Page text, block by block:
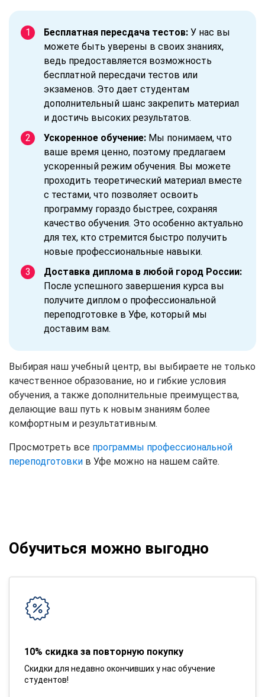
Бесплатная пересдача тестов: У нас вы
можете быть уверены в своих знаниях,
ведь предоставляется возможность
бесплатной пересдачи тестов или
экзаменов. Это дает студентам
дополнительный шанс закрепить материал
и достичь высоких результатов.
Ускоренное обучение: Мы понимаем, что
ваше время ценно, поэтому предлагаем
ускоренный режим обучения. Вы можете
проходить теоретический материал вместе
с тестами, что позволяет освоить
программу гораздо быстрее, сохраняя
качество обучения. Это особенно актуально
для тех, кто стремится быстро получить
новые профессиональные навыки.
Доставка диплома в любой город России:
После успешного завершения курса вы
получите диплом о профессиональной
переподготовке в Уфе, который мы
доставим вам.
Выбирая наш учебный центр, вы выбираете не только
качественное образование, но и гибкие условия
обучения, а также дополнительные преимущества,
делающие ваш путь к новым знаниям более
комфортным и результативным.
Просмотреть все программы профессиональной
переподготовки в Уфе можно на нашем сайте.
Обучиться можно выгодно
10% скидка за повторную покупку
Скидки для недавно окончивших у нас обучение
студентов!